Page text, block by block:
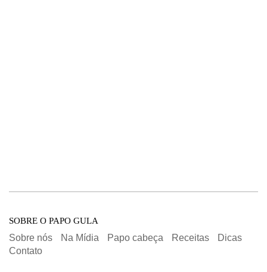
SOBRE O PAPO GULA
Sobre nós Na Mídia Papo cabeça Receitas
Dicas
Contato